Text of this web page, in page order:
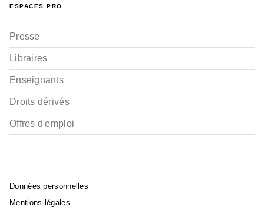
ESPACES PRO
Presse
Libraires
Enseignants
Droits dérivés
Offres d'emploi
Données personnelles
Mentions légales